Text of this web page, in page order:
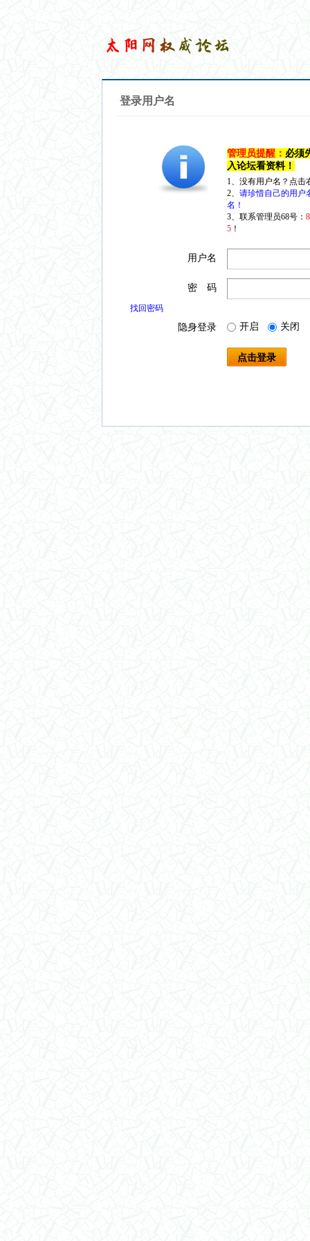
登录用户名
管理员提醒： 必须
入论坛看资料！
1、没有用户名？点
2、 请珍惜自己的用户
名！
3、联系管理员68号：
5 ！
用户名
密 码
找回密码
隐身登录 开启 关闭
点击登录